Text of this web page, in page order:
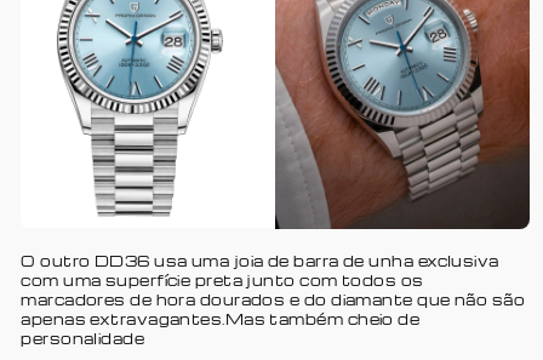
O outro DD36 usa uma joia de barra de unha exclusiva
com uma superfície preta junto com todos os
marcadores de hora dourados e do diamante que não são
apenas extravagantes.Mas também cheio de
personalidade